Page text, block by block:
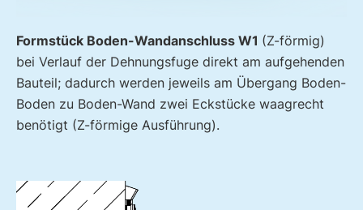
Formstück Boden-Wandanschluss W1 (Z-förmig)
bei Verlauf der Dehnungsfuge direkt am aufgehenden
Bauteil; dadurch werden jeweils am Übergang Boden-
Boden zu Boden-Wand zwei Eckstücke waagrecht
benötigt (Z-förmige Ausführung).